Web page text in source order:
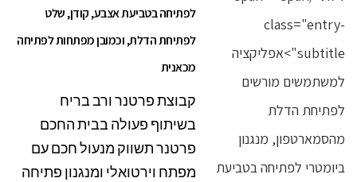
לפתיחה בטביעת אצבע, קודן, שלט
לפתיחת הדלת, וכמובן מפתחות לפתיחה
מכאנית
קבוצת פרטנר ורב בריח
בשיתוף פעולה בבית החכם
פרטנר תשווק מנעול חכם עם
מפתח וירטואלי ומנגנון פתיחה